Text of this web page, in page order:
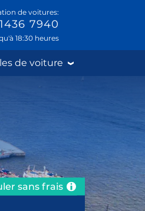
de voitures:
7940
18:30 heures
de voiture
sans frais